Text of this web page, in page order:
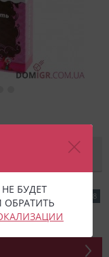
КОД ТОВАРА: 2488
БУДЕТ
ОБРАТИТЬ